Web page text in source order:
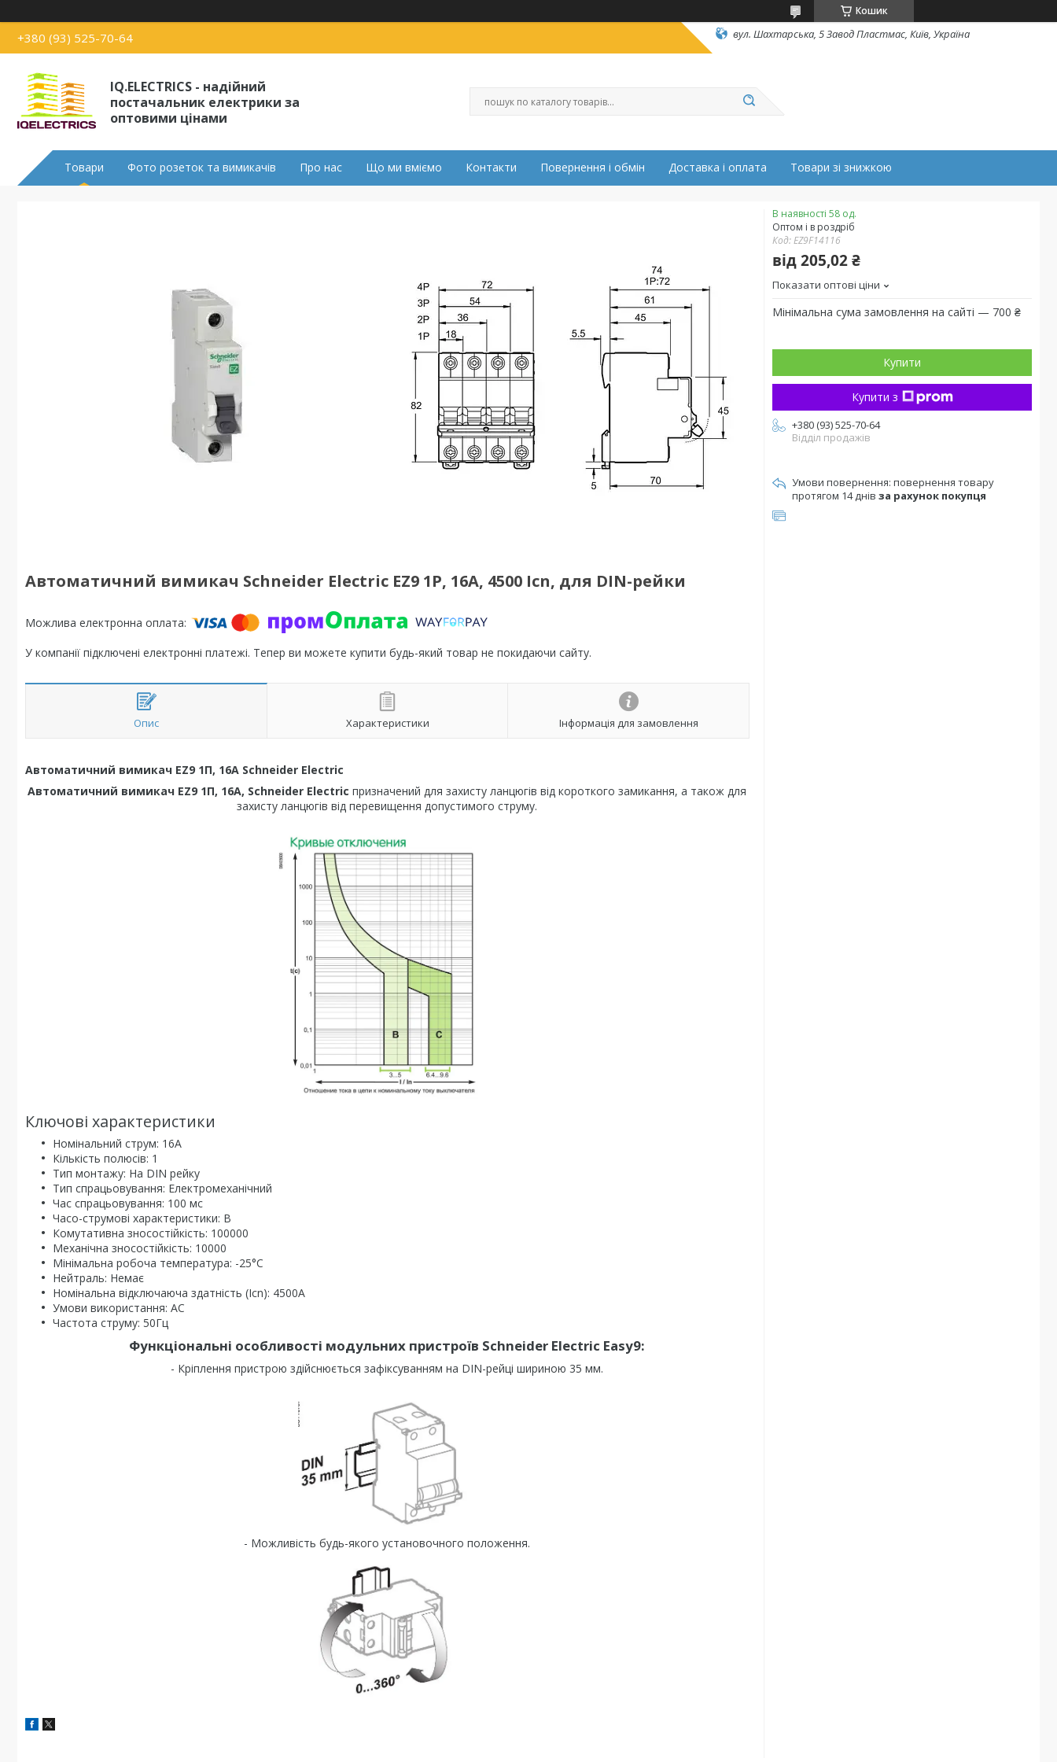
Кошик
+380 (93) 525-70-64 вул. Шахтарська, 5 Завод Пластмас, Київ, Україна
IQ.ELECTRICS - надійний
постачальник електрики за
оптовими цінами
Товари Фото розеток та вимикачів Про нас Що ми вміємо Контакти Повернення і обмін Доставка і оплата Товари зі знижкою
Автоматичний вимикач Schneider Electric EZ9 1P, 16А, 4500 Icn, для DIN-рейки
У компанії підключені електронні платежі. Тепер ви можете купити будь-який товар не покидаючи сайту.
Опис Характеристики Інформація для замовлення
Автоматичний вимикач EZ9 1П, 16А Schneider Electric
Автоматичний вимикач EZ9 1П, 16А, Schneider Electric призначений для захисту ланцюгів від короткого замикання, а також для
захисту ланцюгів від перевищення допустимого струму.
Ключові характеристики
Номінальний струм: 16A
Кількість полюсів: 1
Тип монтажу: На DIN рейку
Тип спрацьовування: Електромеханічний
Час спрацьовування: 100 мс
Часо-струмові характеристики: B
Комутативна зносостійкість: 100000
Механічна зносостійкість: 10000
Мінімальна робоча температура: -25°C
Нейтраль: Немає
Номінальна відключаюча здатність (Icn): 4500A
Умови використання: АС
Частота струму: 50Гц
Функціональні особливості модульних пристроїв Schneider Electric Easy9:
- Кріплення пристрою здійснюється зафіксуванням на DIN-рейці шириною 35 мм.
- Можливість будь-якого установочного положення.
В наявності 58 од.
Оптом і в роздріб
Код:EZ9F14116
від205,02 ₴
Показати оптові ціни
Мінімальна сума замовлення на сайті — 700 ₴
Купити
Купити з
+380 (93) 525-70-64
Відділ продажів
повернення товару
протягом 14 днів за рахунок покупця